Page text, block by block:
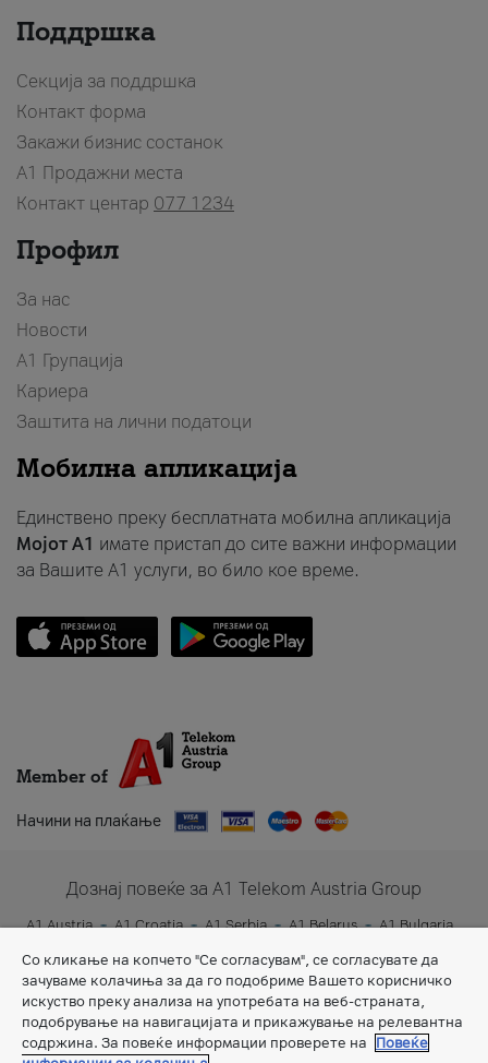
Поддршка
Секција за поддршка
Контакт форма
Закажи бизнис состанок
A1 Продажни места
Контакт центар 077 1234
Профил
За нас
Новости
А1 Групација
Кариера
Заштита на лични податоци
Мобилна апликација
Единствено преку бесплатната мобилна апликација
Мојот A1 имате пристап до сите важни информации
за Вашите A1 услуги, во било кое време.
Member of
Начини на плаќање
Дознај повеќе за A1 Telekom Austria Group
A1 Austria A1 Croatia A1 Serbia A1 Belarus
A1 Bulgaria
Со кликање на копчето "Се согласувам", се согласувате да
зачуваме колачиња за да го подобриме Вашето корисничко
искуство преку анализа на употребата на веб-страната,
подобрување на навигацијата и прикажување на релевантна
содржина. За повеќе информации проверете на
Повеќе